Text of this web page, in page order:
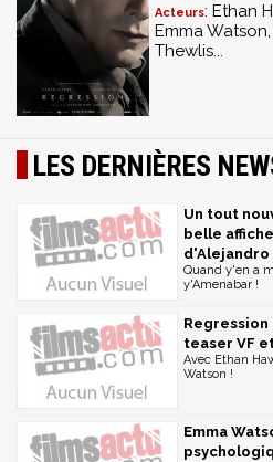
Acteurs: Ethan
Emma
Thewlis...
LES DERNIÈRES
Un tout
belle affiche
d'Alejandro
Quand y'en a
y'Amenabar !
Regression
teaser VF
Avec Ethan
Watson !
Emma